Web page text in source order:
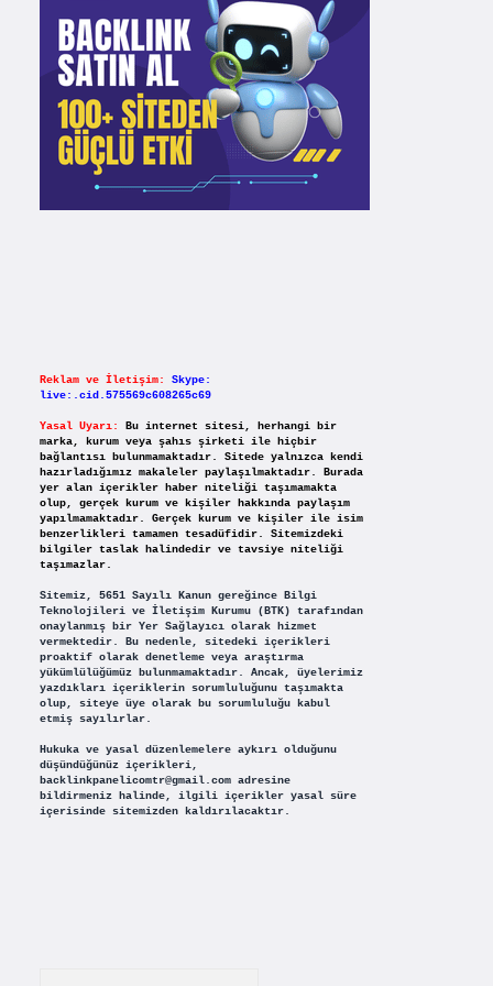
Reklam ve İletişim:
Skype:
live:.cid.575569c608265c69
Yasal Uyarı:
Bu internet sitesi, herhangi bir
marka, kurum veya şahıs şirketi ile hiçbir
bağlantısı bulunmamaktadır. Sitede yalnızca kendi
hazırladığımız makaleler paylaşılmaktadır. Burada
yer alan içerikler haber niteliği taşımamakta
olup, gerçek kurum ve kişiler hakkında paylaşım
yapılmamaktadır. Gerçek kurum ve kişiler ile isim
benzerlikleri tamamen tesadüfidir. Sitemizdeki
bilgiler taslak halindedir ve tavsiye niteliği
taşımazlar.
Sitemiz, 5651 Sayılı Kanun gereğince Bilgi
Teknolojileri ve İletişim Kurumu (BTK) tarafından
onaylanmış bir Yer Sağlayıcı olarak hizmet
vermektedir. Bu nedenle, sitedeki içerikleri
proaktif olarak denetleme veya araştırma
yükümlülüğümüz bulunmamaktadır. Ancak, üyelerimiz
yazdıkları içeriklerin sorumluluğunu taşımakta
olup, siteye üye olarak bu sorumluluğu kabul
etmiş sayılırlar.
Hukuka ve yasal düzenlemelere aykırı olduğunu
düşündüğünüz içerikleri,
backlinkpanelicomtr@gmail.comadresine
bildirmeniz halinde, ilgili içerikler yasal süre
içerisinde sitemizden kaldırılacaktır.